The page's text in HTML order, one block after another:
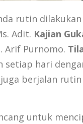
rutin
Adit. Kajian
Arif Purnomo.
hari
berjalan rutin
untuk